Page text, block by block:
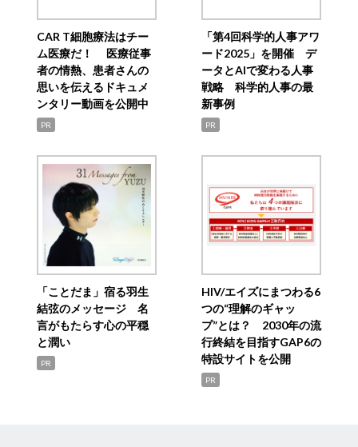
CAR T細胞療法はチー
ム医療だ！ 医療従事
者の情熱、患者さんの
思いを伝えるドキュメ
ンタリー動画を公開中
PR
「第4回科学的人事アワ
ード2025」を開催 デ
ータとAIで変わる人事
戦略 科学的人事の最
新事例
PR
「ことだま」宿る羽生
結弦のメッセージ 名
言がもたらす心の平穏
と潤い
PR
HIV/エイズにまつわる6
つの“理解のギャッ
プ”とは？ 2030年の流
行終結を目指すGAP6の
特設サイトを公開
PR